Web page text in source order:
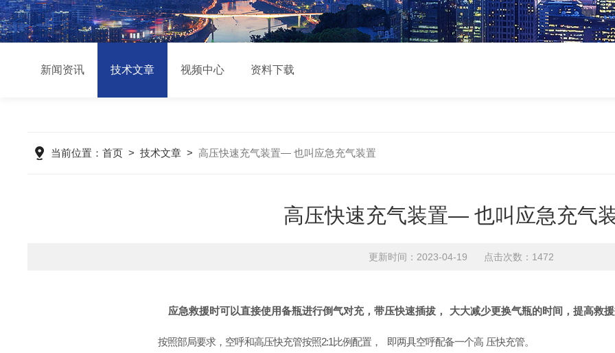
新闻资讯 技术文章 视频中心 资料下载
当前位置：首页 >技术文章 >高压快速充气装置— 也叫应急充气装置
高压快速充气装置— 也叫应急充气
更新时间：2023-04-19 点击次数：1472
应急救援时可以直接使用备瓶进行倒气对充，带压快速插拔， 大大减少更换气瓶的时间，提高救
按照部局要求，空呼和高压快充管按照2:1比例配置， 即两具空呼配备一个高 压快充管。